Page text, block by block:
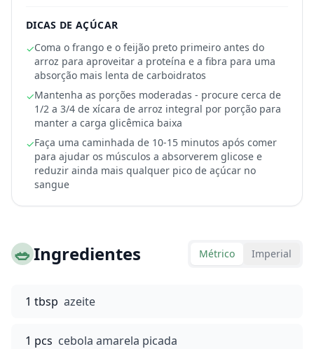
DICAS DE AÇÚCAR
✓Coma o frango e o feijão preto primeiro antes do
arroz para aproveitar a proteína e a fibra para uma
absorção mais lenta de carboidratos
✓Mantenha as porções moderadas - procure cerca de
1/2 a 3/4 de xícara de arroz integral por porção para
manter a carga glicêmica baixa
✓Faça uma caminhada de 10-15 minutos após comer
para ajudar os músculos a absorverem glicose e
reduzir ainda mais qualquer pico de açúcar no
sangue
🥗Ingredientes Métrico Imperial
1 tbsp azeite
1 pcs cebola amarela picada